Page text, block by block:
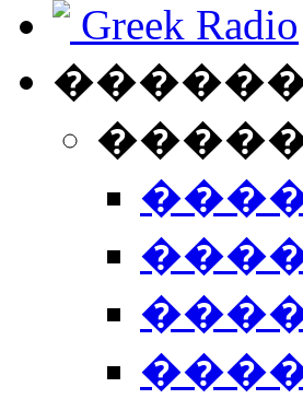
Greek Radio